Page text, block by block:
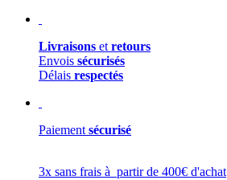
Livraisons et retours
Envois sécurisés
Délais respectés
Paiement sécurisé
3x sans frais à partir de 400€ d'achat